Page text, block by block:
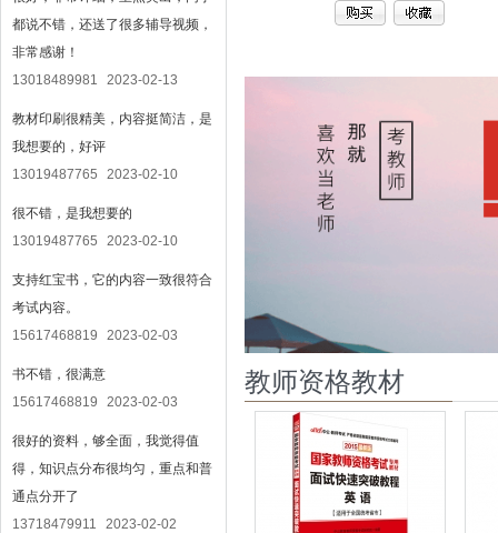
都说不错，还送了很多辅导视频，
非常感谢！
13018489981
2023-02-13
教材印刷很精美，内容挺简洁，是
我想要的，好评
13019487765
2023-02-10
很不错，是我想要的
13019487765
2023-02-10
支持红宝书，它的内容一致很符合
考试内容。
15617468819
2023-02-03
书不错，很满意
15617468819
2023-02-03
很好的资料，够全面，我觉得值
得，知识点分布很均匀，重点和普
通点分开了
13718479911
2023-02-02
教师资格教材